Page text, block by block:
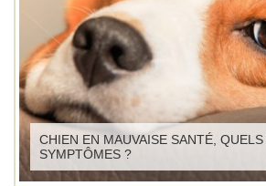
CHIEN EN MAUVAISE SANTÉ,
SYMPTÔMES ?